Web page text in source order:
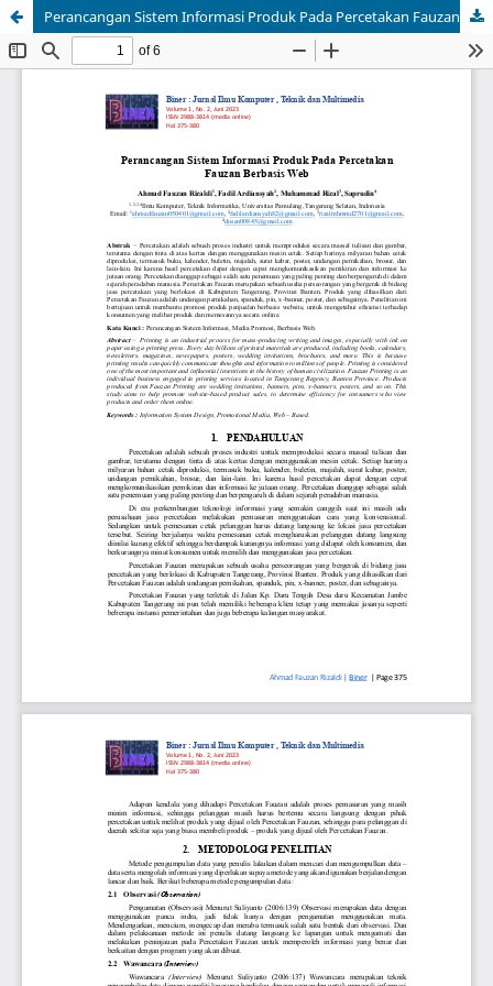
Perancangan Sistem Informasi Produk Pada Percetakan Fauzan Berbasis Web